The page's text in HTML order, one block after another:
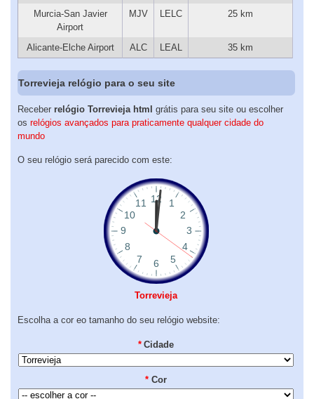
Murcia-San Javier
Airport
MJV LELC 25 km
Alicante-Elche Airport ALC LEAL 35 km
Torrevieja relógio para o seu site
Receber relógio Torrevieja html grátis para seu site ou escolher
os relógios avançados para praticamente qualquer cidade do
mundo
O seu relógio será parecido com este:
Torrevieja
Escolha a cor eo tamanho do seu relógio website:
* Cidade
* Cor